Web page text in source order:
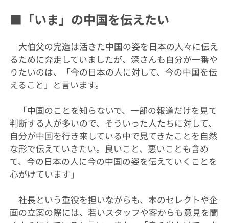
■「いま」の中国を伝えたい
大伯父の完造は活きた中国の姿を日本の人々に伝え
るために奔走していましたが、深さんも自分が一番や
りたいのは、「今の日本の人に対して、今の中国を伝
えること」と言います。
「中国のことを知らないで、一部の報道だけを見て
判断する人が多いので、そういった人たちに対して、
自分が中国を行き来している中で見てきたことを自然
な形で伝えていきたい。良いこと、悪いことも含め
て、今の日本の人に今の中国の姿を伝えていくことを
心がけています」
社長という重役を担いながらも、本のセレクトや企
画の立案の際には、若いスタッフや客からも意見を聞